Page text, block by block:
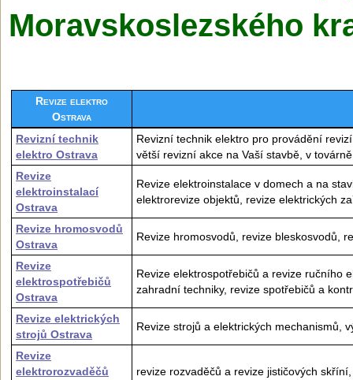
Moravskoslezské­ho
Revize elektro
Ostrava
Revizní technik
elektro Ostrava
Revizní technik elektro pro provádění
větší revizní akce na Vaší stavbě, v
Revize
elektroinstalací
Ostrava
Revize elektroinstalace v domech a na
elektrorevize objektů, revize elektrických
Revize hromosvodů
Ostrava
Revize hromosvodů, revize bleskosvodů,
Revize
elektrospotřebičů
Ostrava
Revize elektrospotřebičů a revize ručního
zahradní techniky, revize spotřebičů a
Revize elektrických
strojů Ostrava
Revize strojů a elektrických mechanismů,
Revize
elektrorozvaděčů
revize rozvaděčů a revize jističových